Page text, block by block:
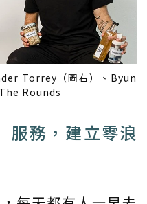
Torrey（圖右）、Byun
Rounds
服務，建立零浪